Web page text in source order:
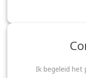
Ik begeleid het